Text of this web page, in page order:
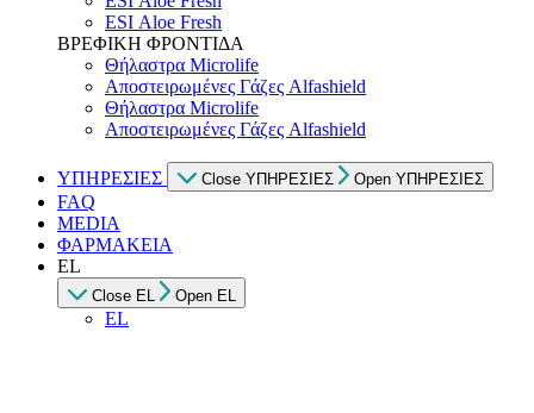
ESI Αloe Fresh
ΒΡΕΦΙΚΗ ΦΡΟΝΤΙΔΑ
Θήλαστρα Microlife
Αποστειρωμένες Γάζες Alfashield
Θήλαστρα Microlife
Αποστειρωμένες Γάζες Alfashield
ΥΠΗΡΕΣΙΕΣ Close ΥΠΗΡΕΣΙΕΣ Open ΥΠΗΡΕΣΙΕΣ
FAQ
MEDIA
ΦΑΡΜΑΚΕΙΑ
EL
Close EL Open EL
EL